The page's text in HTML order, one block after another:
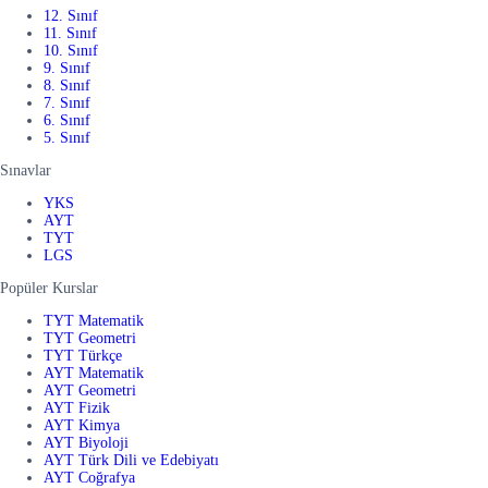
12. Sınıf
11. Sınıf
10. Sınıf
9. Sınıf
8. Sınıf
7. Sınıf
6. Sınıf
5. Sınıf
Sınavlar
YKS
AYT
TYT
LGS
Popüler Kurslar
TYT Matematik
TYT Geometri
TYT Türkçe
AYT Matematik
AYT Geometri
AYT Fizik
AYT Kimya
AYT Biyoloji
AYT Türk Dili ve Edebiyatı
AYT Coğrafya